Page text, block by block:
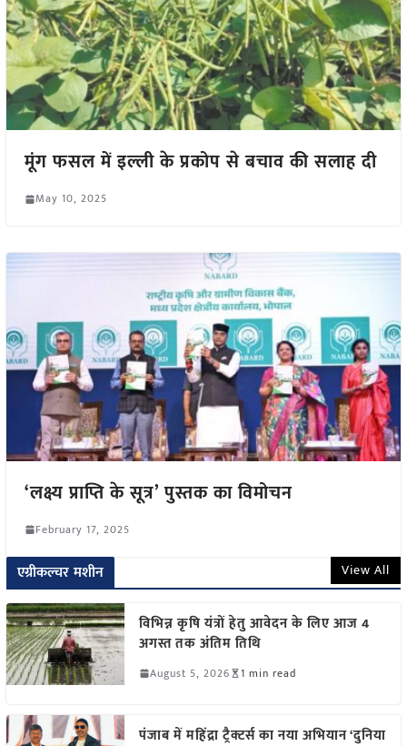
मूंग फसल में इल्ली के प्रकोप से बचाव की सलाह दी
May 10, 2025
‘लक्ष्य प्राप्ति के सूत्र’ पुस्तक का विमोचन
February 17, 2025
एग्रीकल्चर मशीन View All
विभिन्न कृषि यंत्रों हेतु आवेदन के लिए आज 4
अगस्त तक अंतिम तिथि
August 5, 2026 1 min read
पंजाब में महिंद्रा ट्रैक्टर्स का नया अभियान ‘दुनिया